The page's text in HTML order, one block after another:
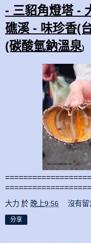
- 三貂角燈塔 -
礁溪 - 味珍香(
(碳酸氫鈉溫泉)
大力 於 晚上9:56 沒有留
分享